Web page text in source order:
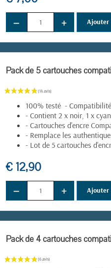
− + Ajouter
Pack de 5 cartouches
100% testé -
- Contient 2 x noir, 1 x
- Cartouches d'encre
- Remplace les
- Lot de 5 cartouches
€ 12,90
− + Ajouter
Pack de 4 cartouches